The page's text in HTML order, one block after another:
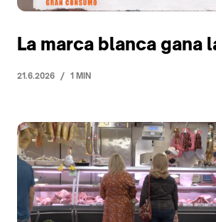
La marca blanca gana
21.6.2026 / 1 MIN